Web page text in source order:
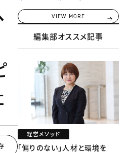
VIEW MORE
編集部オススメ記事
経営メソッド
「偏りのない」人材と環境を